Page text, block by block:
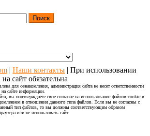
| Наши контакты | При использовании
сайт обязательна
для ознакомления, администрация сайта не несет ответственности
сайте информации.
вы подтверждаете свое согласие на использование файлов cookie в
в отношении данного типа файлов. Если вы не согласны с
тип файлов, то вы должны соответствующим образом
или не использовать сайт.